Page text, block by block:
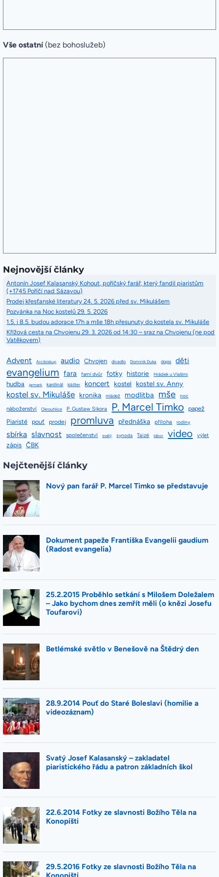
Vše ostatní (bez bohoslužeb)
Nejnovější články
Antonín Josef Kalasanský Kohout, poříčský farář, který fandil piaristům
(+1745 Poříčí nad Sázavou)
Prodej křesťanské literatury 24. 5. 2026 před sv. Mikulášem
Pozvánka na Noc kostelů 29. 5. 2026
1.5. i 8.5. budou adorace 17h a mše 18h přesunuty do kostela sv. Mikuláše
Křížová cesta na Chvojenu 29. 3. 2026 od 14:30 – sraz na Chvojenu (ne pod
Vatěkovem)
Advent Arcibiskup audio Chvojen divadlo Dominik Duka dopis děti
evangelium fara farní dvůr fotky historie Hrádek u Vlašimi
hudba jarmark kardinál klášter koncert kostel kostel sv. Anny
kostel sv. Mikuláše kronika mládež modlitba mše noc
náboženství Okrouhlice P. Gustaw Sikora P. Marcel Timko
papež
Piaristé
pouť prodej promluva přednáška příloha rodiny
sbírka slavnost společenství svatý synoda Taizé tábor video výlet
zápis ČBK
Nejčtenější články